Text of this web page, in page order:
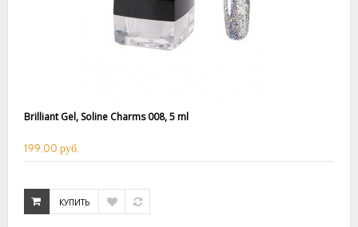
Brilliant Gel, Soline Charms 008, 5 ml
199.00 руб.
КУПИТЬ